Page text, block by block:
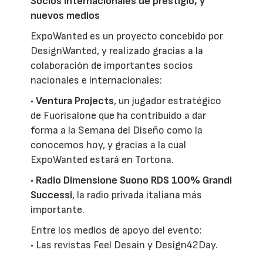
nuevos medios
ExpoWanted es un proyecto concebido por
DesignWanted, y realizado gracias a la
colaboración de importantes socios
nacionales e internacionales:
•Ventura Projects, un jugador estratégico
de Fuorisalone que ha contribuido a dar
forma a la Semana del Diseño como la
conocemos hoy, y gracias a la cual
ExpoWanted estará en Tortona.
• Radio Dimensione Suono RDS 100% Grandi
Successi, la radio privada italiana más
importante.
Entre los medios de apoyo del evento:
• Las revistas Feel Desain y Design42Day.